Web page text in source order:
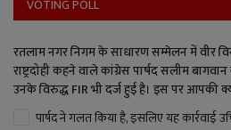
VOTING POLL
रतलाम नगर निगम के साधारण सम्मेलन में वीर
राष्ट्रदोही कहने वाले कांग्रेस पार्षद सलीम
उनके विरुद्ध FIR भी दर्ज हुई है। इस पर आपकी
पार्षद ने गलत किया है, इसलिए यह कार्रवाई